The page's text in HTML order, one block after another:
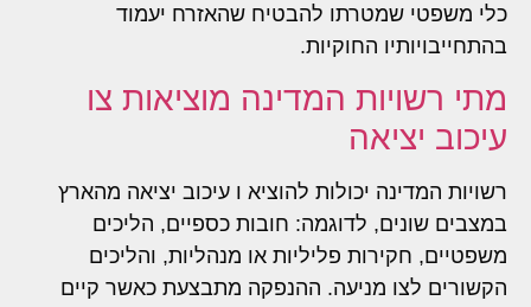
כלי משפטי שמטרתו להבטיח שהאזרח יעמוד
בהתחייבויותיו החוקיות.
מתי רשויות המדינה מוציאות צו
עיכוב יציאה
רשויות המדינה יכולות להוציא ו עיכוב יציאה מהארץ
במצבים שונים, לדוגמה: חובות כספיים, הליכים
משפטיים, חקירות פליליות או מנהליות, והליכים
הקשורים לצו מניעה. ההנפקה מתבצעת כאשר קיים